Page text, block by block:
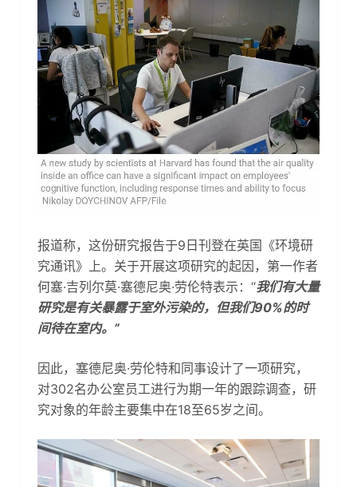
报道称，这份研究报告于9日刊登在英国《环境研
究通讯》上。关于开展这项研究的起因，第一作者
何塞·吉列尔莫·塞德尼奥·劳伦特表示：“我们有大量
研究是有关暴露于室外污染的，但我们90%的时
间待在室内。”
因此，塞德尼奥·劳伦特和同事设计了一项研究，
对302名办公室员工进行为期一年的跟踪调查，研
究对象的年龄主要集中在18至65岁之间。